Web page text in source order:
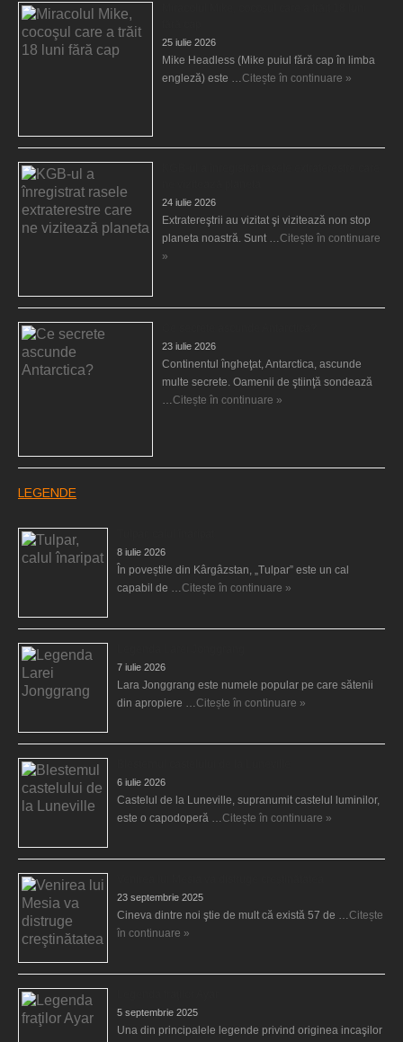
25 iulie 2026
Mike Headless (Mike puiul fără cap în limba
engleză) este …Citește în continuare »
24 iulie 2026
Extratereştrii au vizitat şi vizitează non stop
planeta noastră. Sunt …Citește în continuare
»
23 iulie 2026
Continentul îngheţat, Antarctica, ascunde
multe secrete. Oamenii de ştiinţă sondează
…Citește în continuare »
LEGENDE
8 iulie 2026
În poveștile din Kârgâzstan, „Tulpar” este un cal
capabil de …Citește în continuare »
7 iulie 2026
Lara Jonggrang este numele popular pe care sătenii
din apropiere …Citește în continuare »
6 iulie 2026
Castelul de la Luneville, supranumit castelul luminilor,
este o capodoperă …Citește în continuare »
23 septembrie 2025
Cineva dintre noi ştie de mult că există 57 de …Citește
în continuare »
5 septembrie 2025
Una din principalele legende privind originea incaşilor